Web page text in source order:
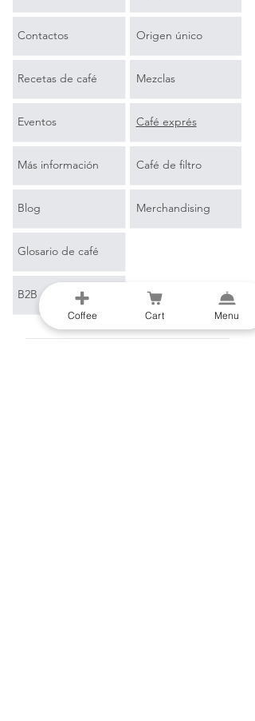
Contactos
Recetas de café
Eventos
Más información
Blog
Glosario de café
B2B
Origen único
Mezclas
Café exprés
Café de filtro
Merchandising
Coffee Cart Menu